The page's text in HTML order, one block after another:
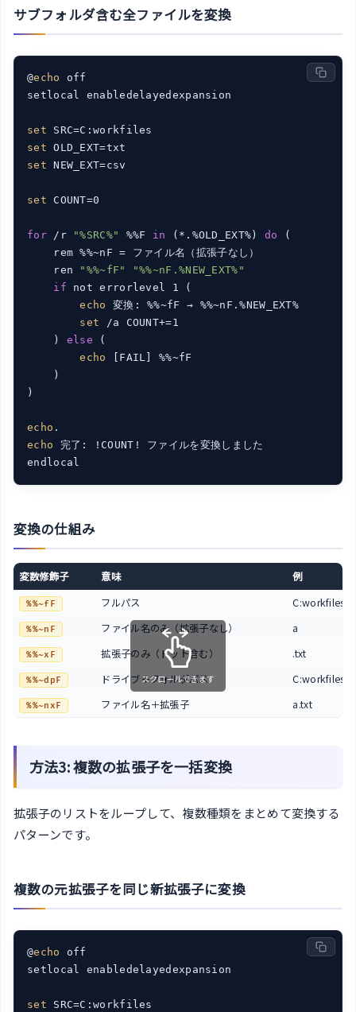
サブフォルダ含む全ファイルを変換
@echo
off
setlocal enabledelayedexpansion
set
set
set NEW_EXT=csv
set COUNT=0
for /r "%SRC%" %%F in (*.%OLD_EXT%) do (
    rem %%~nF = ファイル名（拡張子なし）
    ren
"%%~fF"
"%%~nF.%NEW_EXT%"
if not errorlevel 1 (
echo
変換: %%~fF → %%~nF.%NEW_EXT%
set /a COUNT+=1
    )
else (
echo
[FAIL] %%~fF
    )
)
echo
echo 完了: !COUNT! ファイルを変換しました
endlocal
変換の仕組み
変数修飾子 意味 例
%%~fF フルパス
%%~nF ファイル名のみ（拡張子なし） a
%%~xF 拡張子のみ（ドット含む） .txt
%%~dpF ドライブ＋フォルダパス C:workfiles
%%~nxF ファイル名＋拡張子 a.txt
スクロールできます
方法3: 複数の拡張子を一括変換
拡張子のリストをループして、複数種類をまとめて変換する
パターンです。
複数の元拡張子を同じ新拡張子に変換
@echo
off
setlocal enabledelayedexpansion
set